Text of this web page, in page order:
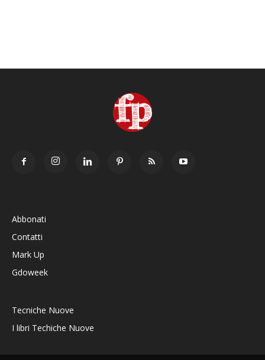
Abbonati
Contatti
Mark Up
Gdoweek
Tecniche Nuove
I libri Techiche Nuove